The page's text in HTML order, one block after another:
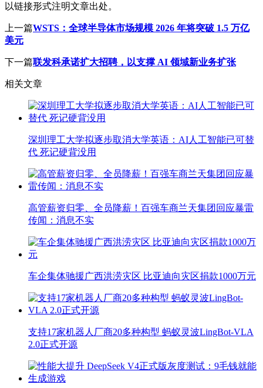
以链接形式注明文章出处。
上一篇WSTS：全球半导体市场规模 2026 年将突破 1.5 万亿
美元
下一篇联发科承诺扩大招聘，以支撑 AI 领域新业务扩张
相关文章
深圳理工大学拟逐步取消大学英语：AI人工智能已可替
代 死记硬背没用
高管薪资归零、全员降薪！百强车商兰天集团回应暴雷
传闻：消息不实
车企集体驰援广西洪涝灾区 比亚迪向灾区捐款1000万元
支持17家机器人厂商20多种构型 蚂蚁灵波LingBot-VLA
2.0正式开源